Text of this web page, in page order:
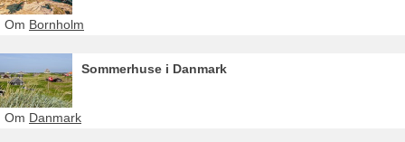
Om Bornholm
Sommerhuse i Danmark
Om Danmark